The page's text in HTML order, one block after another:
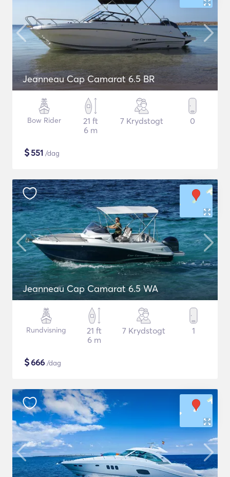
Jeanneau Cap Camarat 6.5 BR
Bow Rider
21 ft
6 m
7 Krydstogt 0
$551 /dag
Jeanneau Cap Camarat 6.5 WA
Rundvisning
21 ft
6 m
7 Krydstogt 1
$666 /dag